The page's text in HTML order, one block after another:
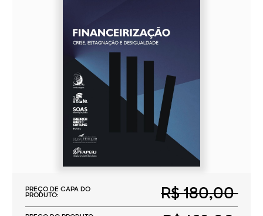
PARA CÁLCULO DE
QUANTIDADE DE ITENS DO
Comprar Agora